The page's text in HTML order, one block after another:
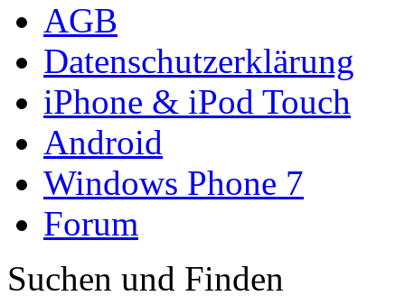
AGB
Datenschutzerklärung
iPhone & iPod Touch
Android
Windows Phone 7
Forum
Suchen und Finden